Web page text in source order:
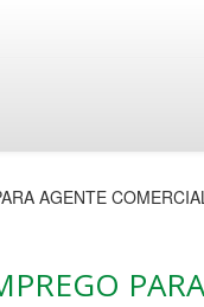
AGENTE